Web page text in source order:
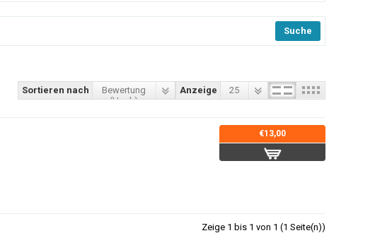
Anzeige 25
Sortieren nach
Bewertung
(Hoch)
€13,00
Zeige 1 bis 1 von 1 (1 Seite(n))